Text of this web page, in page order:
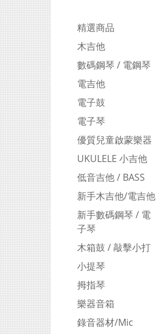
精選商品
木吉他
數碼鋼琴 / 電鋼琴
電吉他
電子鼓
電子琴
優質兒童啟蒙樂器
UKULELE 小吉他
低音吉他 / BASS
新手木吉他/電吉他
新手數碼鋼琴 / 電
子琴
木箱鼓 / 敲擊小打
小提琴
拇指琴
樂器音箱
錄音器材/mic